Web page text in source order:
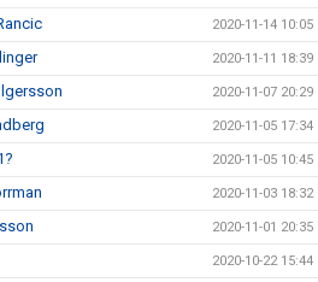
2020-11-14 10:05
2020-11-11 18:39
2020-11-07 20:29
2020-11-05 17:34
2020-11-05 10:45
2020-11-03 18:32
2020-11-01 20:35
2020-10-22 15:44